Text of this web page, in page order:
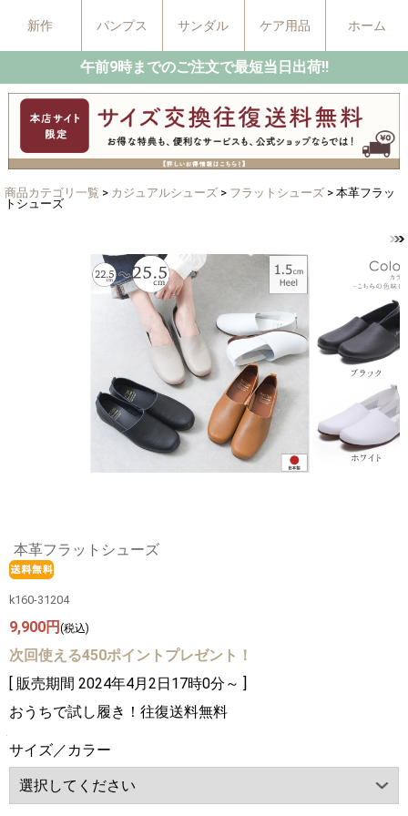
新作 パンプス サンダル ケア用品 ホーム
午前9時までのご注文で最短当日出荷!!
商品カテゴリ一覧 > カジュアルシューズ > フラットシューズ > 本革フラッ
トシューズ
本革フラットシューズ
k160-31204
9,900円 (税込)
次回使える450ポイントプレゼント！
[ 販売期間 2024年4月2日17時0分 ～ ]
おうちで試し履き！往復送料無料
サイズ／カラー